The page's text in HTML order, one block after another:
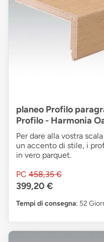
planeo Profilo
Profilo - Harmonia
Per dare alla vostra
un accento di stile, i
in vero parquet.
PC 458,35 €
399,20 €
Tempi di consegna: 52